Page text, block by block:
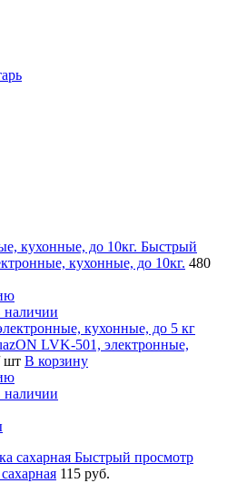
Быстрый
кухонные, до 10кг. 480
наличии
LVK-501, электронные,
шт В корзину
наличии
Быстрый просмотр
115 руб.